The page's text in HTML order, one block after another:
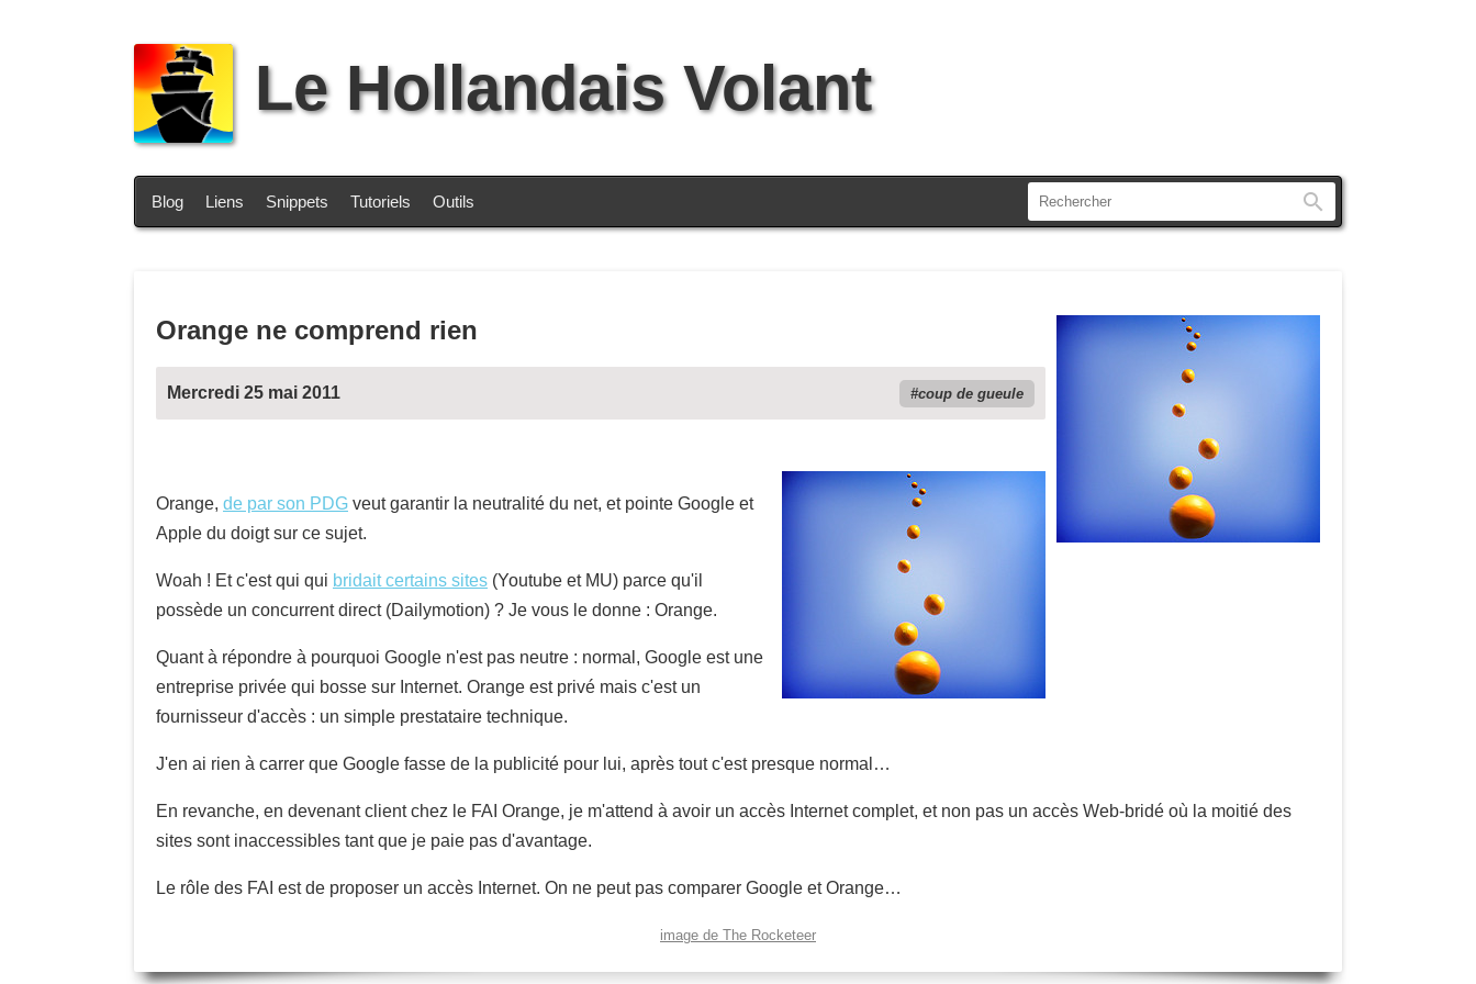
Le Hollandais Volant
Blog Liens Snippets Tutoriels Outils
Orange ne comprend rien
Mercredi 25 mai 2011 coup de gueule
Orange, de par son PDG veut garantir la neutralité du net, et pointe Google et
Apple du doigt sur ce sujet.
Woah ! Et c'est qui qui bridait certains sites (Youtube et MU) parce qu'il
possède un concurrent direct (Dailymotion) ? Je vous le donne : Orange.
Quant à répondre à pourquoi Google n'est pas neutre : normal, Google est une
entreprise privée qui bosse sur Internet. Orange est privé mais c'est un
fournisseur d'accès : un simple prestataire technique.
J'en ai rien à carrer que Google fasse de la publicité pour lui, après tout c'est presque normal…
En revanche, en devenant client chez le FAI Orange, je m'attend à avoir un accès Internet complet, et non pas un accès Web-bridé où la moitié des
sites sont inaccessibles tant que je paie pas d'avantage.
Le rôle des FAI est de proposer un accès Internet. On ne peut pas comparer Google et Orange…
image de The Rocketeer